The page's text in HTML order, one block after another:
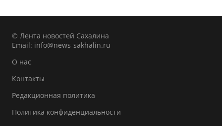
© Лента новостей Сахалина
Email: info@news-sakhalin.ru
О нас
Контакты
Редакционная политика
Политика конфиденциальности